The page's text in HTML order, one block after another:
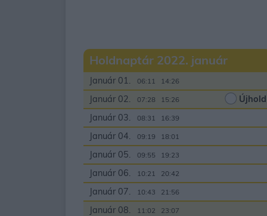
Holdnaptár 2022. január
Január 01. 06:11 14:26
Január 02. 07:28 15:26
Újhold
Január 03.
08:31 16:39
Január 04. 09:19 18:01
Január 05. 09:55 19:23
Január 06. 10:21 20:42
Január 07. 10:43 21:56
Január 08. 11:02 23:07